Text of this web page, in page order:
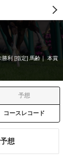
勝利 [指定] 馬齢
本賞
予想
コースレコード
想